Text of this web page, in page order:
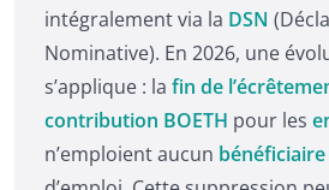
intégralement via la DSN
Nominative). En 2026, une
s’applique : la fin de
contribution BOETH pour les
n’emploient aucun bénéficiaire